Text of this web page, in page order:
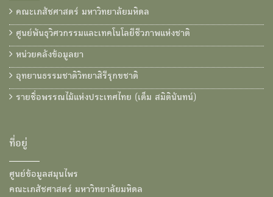
คณะเภสัชศาสตร์ มหาวิทยาลัยมหิดล
ศูนย์พันธุวิศวกรรมและเทคโนโลยีชีวภาพแห่งชาติ
หน่วยคลังข้อมูลยา
อุทยานธรรมชาติวิทยาสิรีรุกขชาติ
รายชื่อพรรณไม้แห่งประเทศไทย (เต็ม สมิตินันทน์)
ที่อยู่
ศูนย์ข้อมูลสมุนไพร
คณะเภสัชศาสตร์ มหาวิทยาลัยมหิดล